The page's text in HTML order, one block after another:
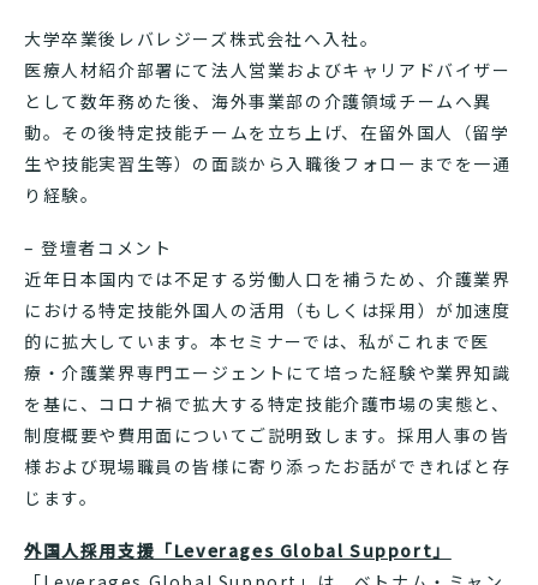
大学卒業後レバレジーズ株式会社へ入社。
医療人材紹介部署にて法人営業およびキャリアドバイザー
として数年務めた後、海外事業部の介護領域チームへ異
動。その後特定技能チームを立ち上げ、在留外国人（留学
生や技能実習生等）の面談から入職後フォローまでを一通
り経験。
– 登壇者コメント
近年日本国内では不足する労働人口を補うため、介護業界
における特定技能外国人の活用（もしくは採用）が加速度
的に拡大しています。本セミナーでは、私がこれまで医
療・介護業界専門エージェントにて培った経験や業界知識
を基に、コロナ禍で拡大する特定技能介護市場の実態と、
制度概要や費用面についてご説明致します。採用人事の皆
様および現場職員の皆様に寄り添ったお話ができればと存
じます。
外国人採用支援「Leverages Global Support」